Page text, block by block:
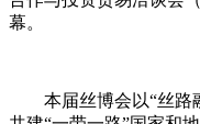
幕。
本届丝博会以“丝路融